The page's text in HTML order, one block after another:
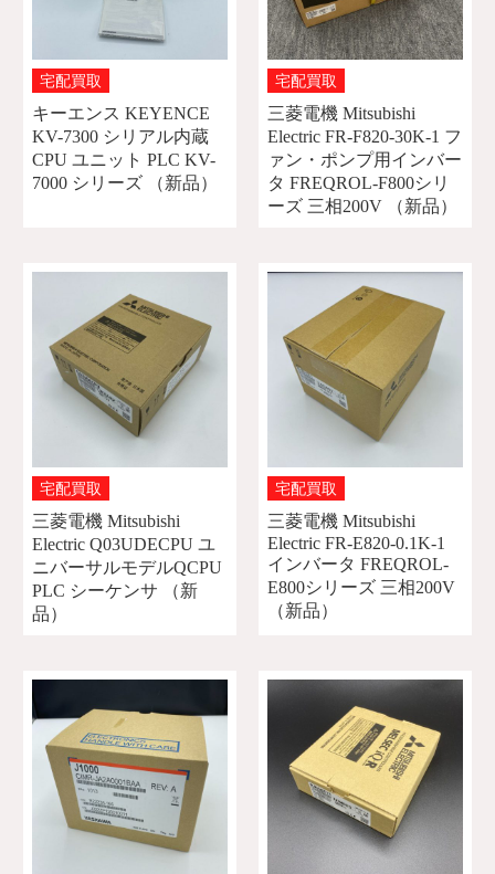
宅配買取
キーエンス KEYENCE
KV-7300 シリアル内蔵
CPU ユニット PLC KV-
7000 シリーズ （新品）
宅配買取
三菱電機 Mitsubishi
Electric FR-F820-30K-1 フ
ァン・ポンプ用インバー
タ FREQROL-F800シリ
ーズ 三相200V （新品）
宅配買取
三菱電機 Mitsubishi
Electric Q03UDECPU ユ
ニバーサルモデルQCPU
PLC シーケンサ （新
品）
宅配買取
三菱電機 Mitsubishi
Electric FR-E820-0.1K-1
インバータ FREQROL-
E800シリーズ 三相200V
（新品）